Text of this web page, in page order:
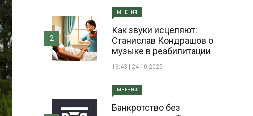
МНЕНИЯ
Как звуки исцеляют:
Станислав Кондрашов о
музыке в реабилитации
19:43 | 24-10-2025
2
МНЕНИЯ
Банкротство без